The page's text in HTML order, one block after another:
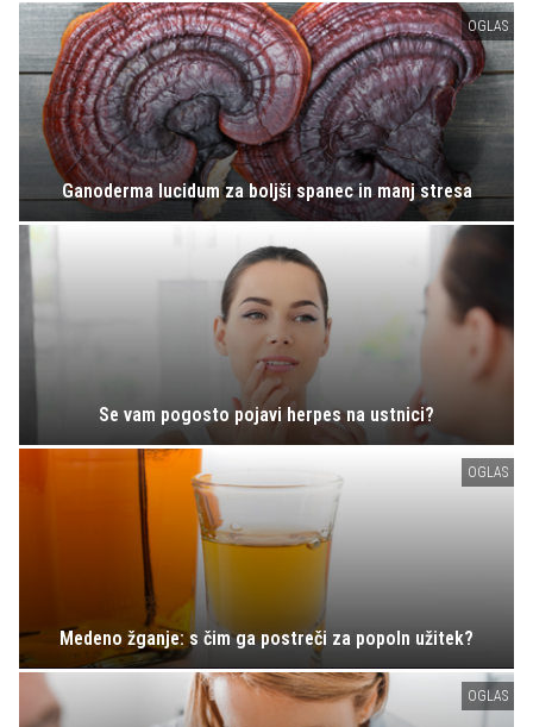
OGLAS
Ganoderma lucidum za boljši spanec in manj stresa
Se vam pogosto pojavi herpes na ustnici?
OGLAS
Medeno žganje: s čim ga postreči za popoln užitek?
OGLAS